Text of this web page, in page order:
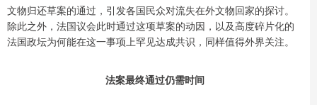
文物归还草案的通过，引发各国民众对流失在外文物回家的探讨。
除此之外，法国议会此时通过这项草案的动因，以及高度碎片化的
法国政坛为何能在这一事项上罕见达成共识，同样值得外界关注。
法案最终通过仍需时间